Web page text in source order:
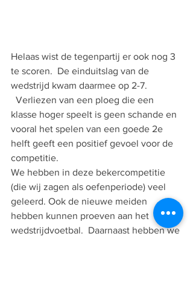
Helaas wist de tegenpartij er ook nog 3
te scoren.  De einduitslag van de
wedstrijd kwam daarmee op 2-7.
klasse hoger speelt is geen schande en
vooral het spelen van een goede 2e
helft geeft een positief gevoel voor de
competitie.
We hebben in deze bekercompetitie
(die wij zagen als oefenperiode) veel
geleerd. Ook de nieuwe meiden
hebben kunnen proeven aan het
wedstrijdvoetbal.  Daarnaast hebben we